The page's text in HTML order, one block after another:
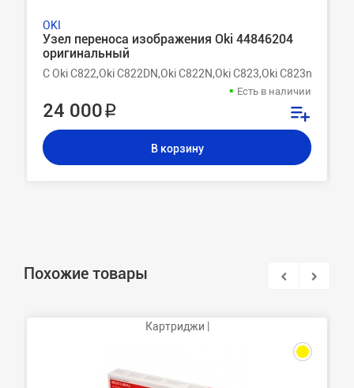
OKI
Узел переноса изображения Oki 44846204
оригинальный
C Oki C822,Oki C822DN,Oki C822N,Oki C823,Oki C823n,Oki
Есть в наличии
24 000 ₽
В корзину
Похожие товары
Картриджи |